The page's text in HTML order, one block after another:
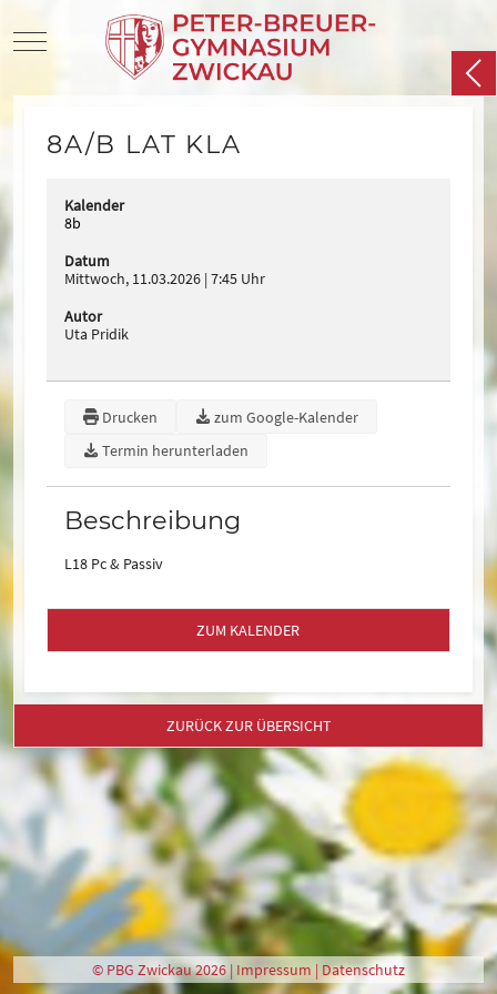
Mobile Menu Toggle
8A/B LAT KLA
Kalender
8b
Datum
Mittwoch, 11.03.2026 7:45 Uhr
Autor
Uta Pridik
Drucken
zum Google-Kalender
Termin herunterladen
Beschreibung
L18 Pc & Passiv
ZUM KALENDER
ZURÜCK ZUR ÜBERSICHT
© PBG Zwickau 2026 | Impressum | Datenschutz